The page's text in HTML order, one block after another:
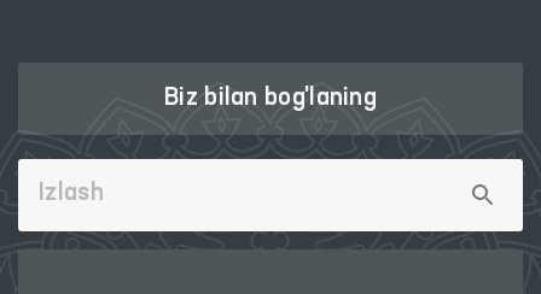
Biz bilan bog'laning